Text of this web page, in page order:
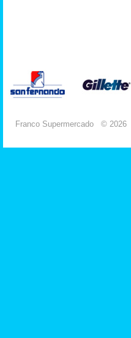
Franco Supermercado © 2026